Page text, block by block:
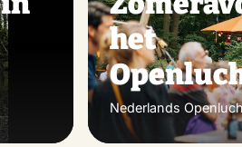
favoriet
het
Nederlands